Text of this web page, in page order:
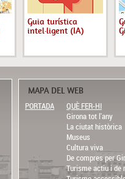
Guia turística
intel·ligent (IA)
MAPA DEL WEB
PORTADA
QUÈ FER-HI
Girona tot l'any
La ciutat històrica
Museus
Cultura viva
De compres per
Turisme actiu i de